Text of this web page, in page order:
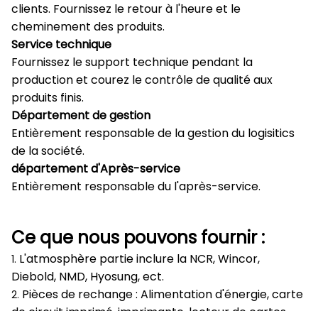
clients. Fournissez le retour à l'heure et le
cheminement des produits.
Service technique
Fournissez le support technique pendant la
production et courez le contrôle de qualité aux
produits finis.
Département de gestion
Entièrement responsable de la gestion du logisitics
de la société.
département d'Après-service
Entièrement responsable du l'après-service.
Ce que nous pouvons fournir :
1. L'atmosphère partie inclure la NCR, Wincor,
Diebold, NMD, Hyosung, ect.
2. Pièces de rechange : Alimentation d'énergie, carte